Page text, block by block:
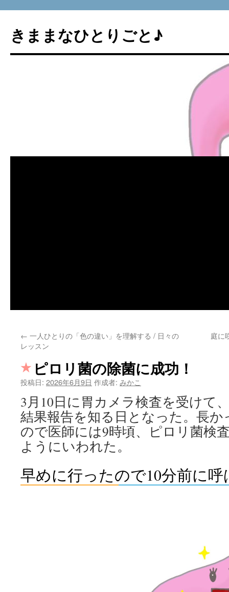
テ
ン
きままなひとりごと♪
← 一人ひとりの「色の違い」を理解する / 日々の
レッスン
庭に
ピロリ菌の除菌に成功！
投稿日: 2026年6月9日 作成者: みかこ
3月10日に胃カメラ検査を受けて
結果報告を知る日となった。長か
ので医師には9時頃、ピロリ菌検
ようにいわれた。
早めに行ったので10分前に呼